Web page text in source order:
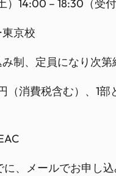
14:00 – 18:30（受付
京校
、定員になり次第
（消費税含む）、1
、メールでお申し込